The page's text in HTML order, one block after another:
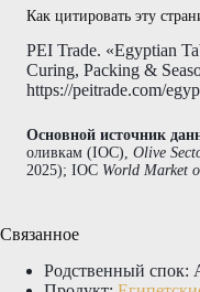
Как цитировать эту
PEI Trade. «Egyptian
Curing, Packing &
https://peitrade.com/
Основной источник
оливкам (IOC), Olive
2025); IOC World Market
Связанное
Родственный спок: